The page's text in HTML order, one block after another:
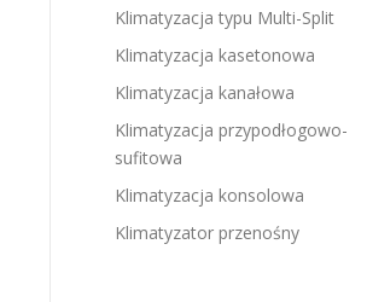
Klimatyzacja typu Multi-Split
Klimatyzacja kasetonowa
Klimatyzacja kanałowa
Klimatyzacja przypodłogowo-
sufitowa
Klimatyzacja konsolowa
Klimatyzator przenośny